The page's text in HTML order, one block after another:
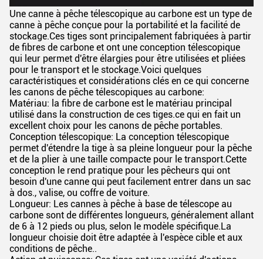
Une canne à pêche télescopique au carbone est un type de
canne à pêche conçue pour la portabilité et la facilité de
stockage.Ces tiges sont principalement fabriquées à partir
de fibres de carbone et ont une conception télescopique
qui leur permet d'être élargies pour être utilisées et pliées
pour le transport et le stockage.Voici quelques
caractéristiques et considérations clés en ce qui concerne
les canons de pêche télescopiques au carbone:
Matériau: la fibre de carbone est le matériau principal
utilisé dans la construction de ces tiges.ce qui en fait un
excellent choix pour les canons de pêche portables.
Conception télescopique: La conception télescopique
permet d'étendre la tige à sa pleine longueur pour la pêche
et de la plier à une taille compacte pour le transport.Cette
conception le rend pratique pour les pêcheurs qui ont
besoin d'une canne qui peut facilement entrer dans un sac
à dos., valise, ou coffre de voiture.
Longueur: Les cannes à pêche à base de télescope au
carbone sont de différentes longueurs, généralement allant
de 6 à 12 pieds ou plus, selon le modèle spécifique.La
longueur choisie doit être adaptée à l'espèce cible et aux
conditions de pêche..